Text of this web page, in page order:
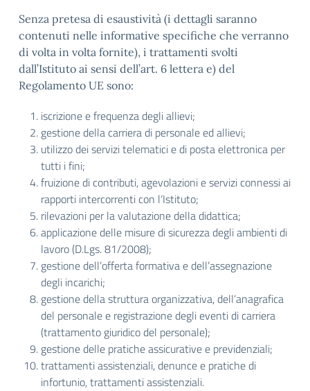
Senza pretesa di esaustività (i dettagli saranno
contenuti nelle informative specifiche che verranno
di volta in volta fornite), i trattamenti svolti
dall’Istituto ai sensi dell’art. 6 lettera e) del
Regolamento UE sono:
iscrizione e frequenza degli allievi;
gestione della carriera di personale ed allievi;
utilizzo dei servizi telematici e di posta elettronica per
tutti i fini;
fruizione di contributi, agevolazioni e servizi connessi ai
rapporti intercorrenti con l’Istituto;
rilevazioni per la valutazione della didattica;
applicazione delle misure di sicurezza degli ambienti di
lavoro (D.Lgs. 81/2008);
gestione dell’offerta formativa e dell’assegnazione
degli incarichi;
gestione della struttura organizzativa, dell’anagrafica
del personale e registrazione degli eventi di carriera
(trattamento giuridico del personale);
gestione delle pratiche assicurative e previdenziali;
trattamenti assistenziali, denunce e pratiche di
infortunio, trattamenti assistenziali.